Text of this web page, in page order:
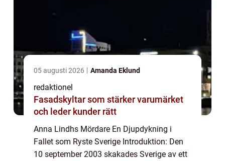
05 augusti 2026 Amanda Eklund
redaktionel
Fasadskyltar som stärker varumärket
och leder kunder rätt
Anna Lindhs Mördare En Djupdykning i
Fallet som Ryste Sverige Introduktion: Den
10 september 2003 skakades Sverige av ett